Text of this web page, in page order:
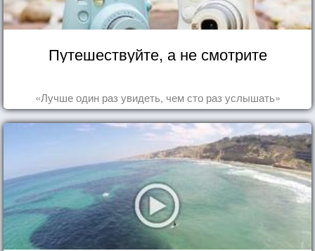
Путешествуйте, а не смотрите
«Лучше один раз увидеть, чем сто раз услышать»